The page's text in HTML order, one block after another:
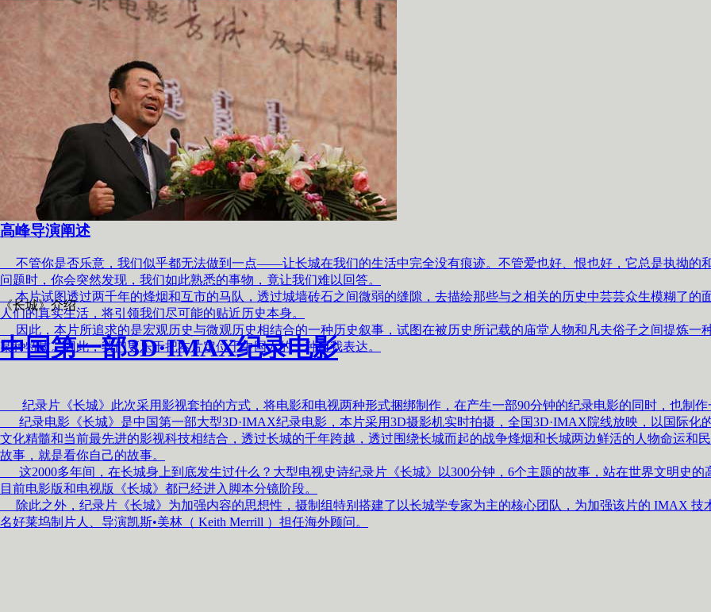
高峰导演阐述
不管你是否乐意，我们似乎都无法做到一点——让长城在我们的生活中完全没有痕迹。不管爱也好、恨也好，它总是执拗的
问题时，你会突然发现，我们如此熟悉的事物，竟让我们难以回答。
本片试图透过两千年的烽烟和互市的马队，透过城墙砖石之间微弱的缝隙，去描绘那些与之相关的历史中芸芸众生模糊了的
人们的真实生活，将引领我们尽可能的贴近历史本身。
因此，本片所追求的是宏观历史与微观历史相结合的一种历史叙事，试图在被历史所记载的庙堂人物和凡夫俗子之间提炼一
某种特质。因此，我们更乐于把本片定位于中国人的一种自我表达。
《长城》介绍
中国第一部3D·IMAX纪录电影
纪录片《长城》此次采用影视套拍的方式，将电影和电视两种形式捆绑制作，在产生一部90分钟的纪录电影的同时，也制作
纪录电影《长城》是中国第一部大型3D·IMAX纪录电影，本片采用3D摄影机实时拍摄，全国3D·IMAX院线放映，以国际化
文化精髓和当前最先进的影视科技相结合，透过长城的千年跨越，透过围绕长城而起的战争烽烟和长城两边鲜活的人物命运和
故事，就是看你自己的故事。
这2000多年间，在长城身上到底发生过什么？大型电视史诗纪录片《长城》以300分钟，6个主题的故事，站在世界文明史的
目前电影版和电视版《长城》都已经进入脚本分镜阶段。
除此之外，纪录片《长城》为加强内容的思想性，摄制组特别搭建了以长城学专家为主的核心团队，为加强该片的 IMAX 技
名好莱坞制片人、导演凯斯•美林（ Keith Merrill ）担任海外顾问。